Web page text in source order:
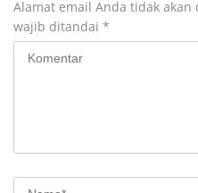
Alamat email Anda tidak akan
wajib ditandai *